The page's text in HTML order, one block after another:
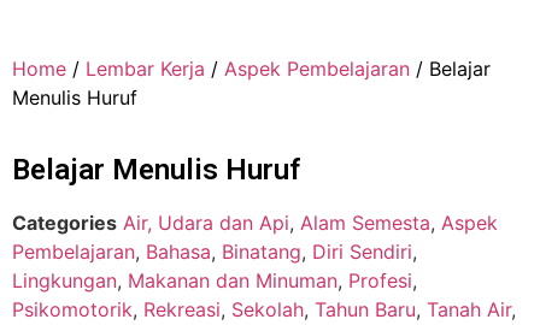
Home / Lembar Kerja / Aspek Pembelajaran / Belajar
Menulis Huruf
Belajar Menulis Huruf
Categories Air, Udara dan Api, Alam Semesta, Aspek
Pembelajaran, Bahasa, Binatang, Diri Sendiri,
Lingkungan, Makanan dan Minuman, Profesi,
Psikomotorik, Rekreasi, Sekolah, Tahun Baru, Tanah Air,